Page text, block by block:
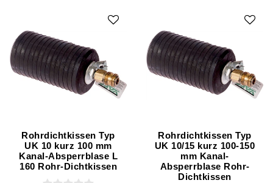
Rohrdichtkissen Typ
UK 10 kurz 100 mm
Kanal-Absperrblase L
160 Rohr-Dichtkissen
Rohrdichtkissen Typ
UK 10/15 kurz 100-150
mm Kanal-
Absperrblase Rohr-
Dichtkissen